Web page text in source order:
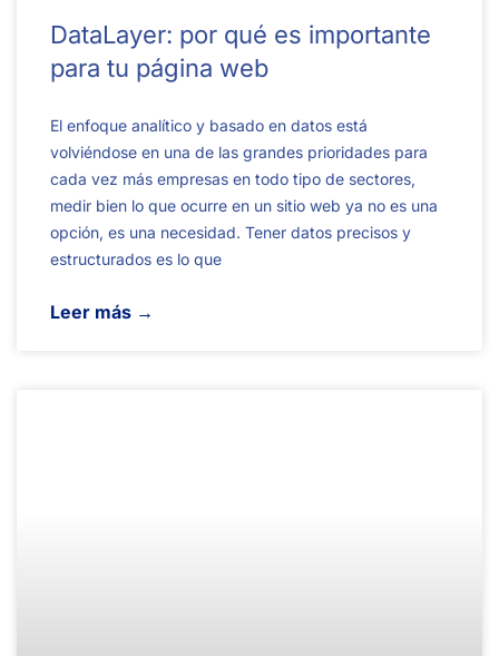
DataLayer: por qué es importante
para tu página web
El enfoque analítico y basado en datos está
volviéndose en una de las grandes prioridades para
cada vez más empresas en todo tipo de sectores,
medir bien lo que ocurre en un sitio web ya no es una
opción, es una necesidad. Tener datos precisos y
estructurados es lo que
Leer más →